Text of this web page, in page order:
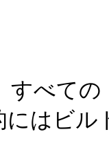
すべて
にはビ